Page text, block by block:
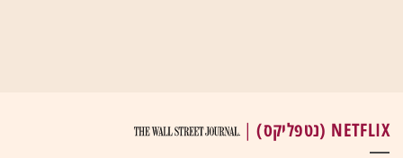
NETFLIX (נטפליקס) |